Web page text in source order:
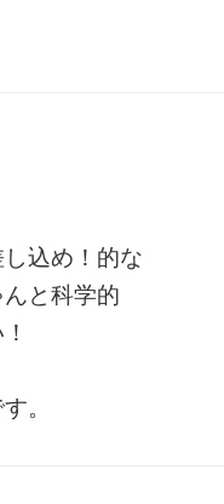
込め！的な
と科学的
。